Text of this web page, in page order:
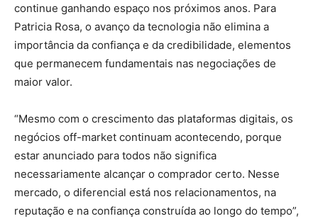
continue ganhando espaço nos próximos anos. Para
Patricia Rosa, o avanço da tecnologia não elimina a
importância da confiança e da credibilidade, elementos
que permanecem fundamentais nas negociações de
maior valor.
“Mesmo com o crescimento das plataformas digitais, os
negócios off-market continuam acontecendo, porque
estar anunciado para todos não significa
necessariamente alcançar o comprador certo. Nesse
mercado, o diferencial está nos relacionamentos, na
reputação e na confiança construída ao longo do tempo”,